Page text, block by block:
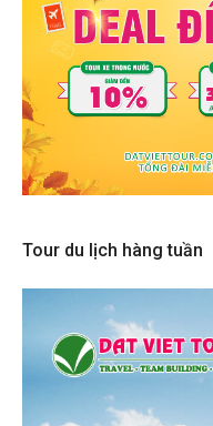
Tour du lịch hàng tuần